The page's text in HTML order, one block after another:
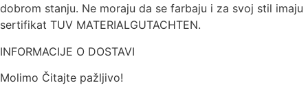
dobrom stanju. Ne moraju da se farbaju i za svoj stil imaju
sertifikat TUV MATERIALGUTACHTEN.
INFORMACIJE O DOSTAVI
Molimo Čitajte pažljivo!